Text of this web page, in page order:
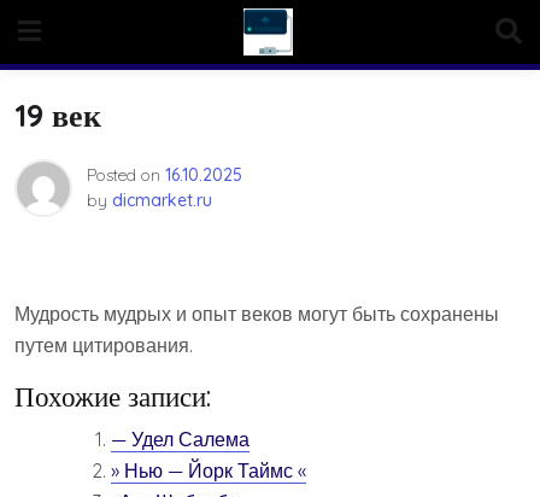
content
19 век
Posted on 16.10.2025
by dicmarket.ru
Мудрость мудрых и опыт веков могут быть сохранены
путем цитирования.
Похожие записи:
— Удел Салема
» Нью — Йорк Таймс «